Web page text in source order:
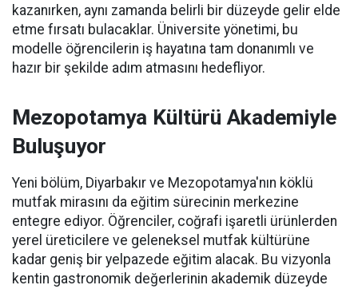
kazanırken, aynı zamanda belirli bir düzeyde gelir elde
etme fırsatı bulacaklar. Üniversite yönetimi, bu
modelle öğrencilerin iş hayatına tam donanımlı ve
hazır bir şekilde adım atmasını hedefliyor.
Mezopotamya Kültürü Akademiyle
Buluşuyor
Yeni bölüm, Diyarbakır ve Mezopotamya'nın köklü
mutfak mirasını da eğitim sürecinin merkezine
entegre ediyor. Öğrenciler, coğrafi işaretli ürünlerden
yerel üreticilere ve geleneksel mutfak kültürüne
kadar geniş bir yelpazede eğitim alacak. Bu vizyonla
kentin gastronomik değerlerinin akademik düzeyde